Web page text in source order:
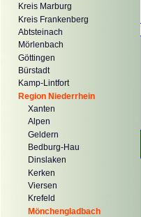
Kreis Marburg
Kreis Frankenberg
Abtsteinach
Mörlenbach
Göttingen
Bürstadt
Kamp-Lintfort
Region Niederrhein
Xanten
Alpen
Geldern
Bedburg-Hau
Dinslaken
Kerken
Viersen
Krefeld
Mönchengladbach